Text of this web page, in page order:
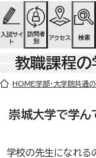
ページの先頭です
ページ内を移動するた
本文(c)へ
入試サイ
ト
訪問者
別
アクセス 検索
ここから本文です。
教職課程の
HOME学部・大学院共通
崇城大学で学ん
学校の先生になれる